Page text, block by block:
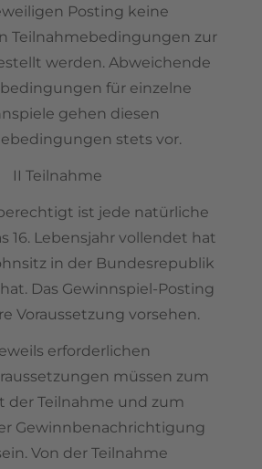
Posting keine
Teilnahmebedingungen zur
werden. Abweichende
für einzelne
gehen diesen
stets vor.
II Teilnahme
ist jede natürliche
16. Lebensjahr vollendet hat
in der Bundesrepublik
Das Gewinnspiel-Posting
Voraussetzung vorsehen.
erforderlichen
müssen zum
der Teilnahme und zum
Gewinnbenachrichtigung
Von der Teilnahme